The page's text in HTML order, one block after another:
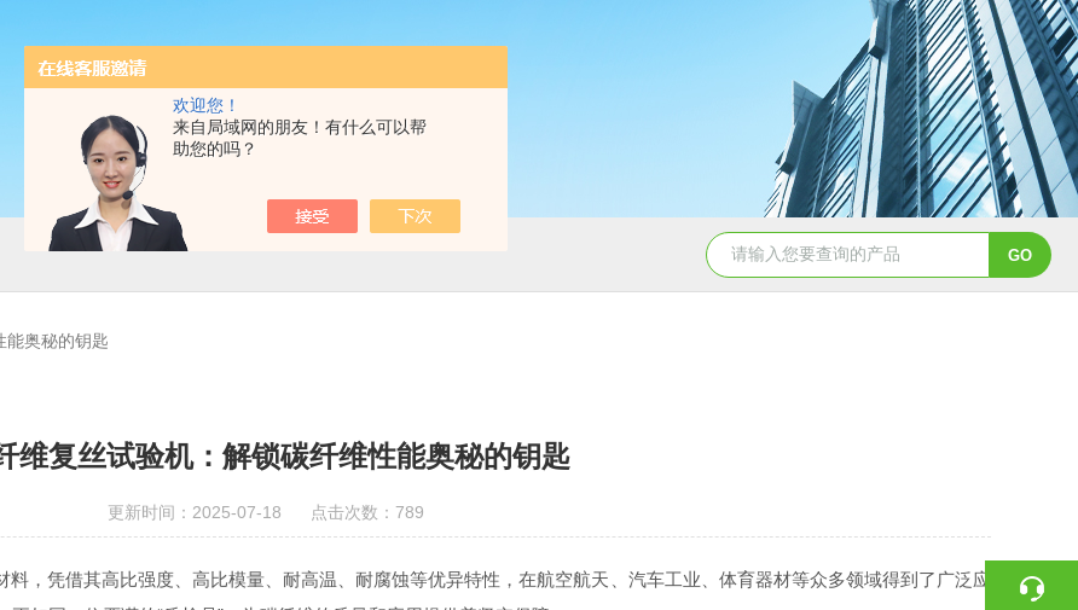
欢迎您！
来自局域网的朋友！有什么可以帮
助您的吗？
能奥秘的钥匙
维复丝试验机：解锁碳纤维性能奥秘的钥匙
更新时间：2025-07-18 点击次数：789
凭借其高比强度、高比模量、耐高温、耐腐蚀等优异特性，在航空航天、汽车工业、体育器材等众多领域得到了广泛应